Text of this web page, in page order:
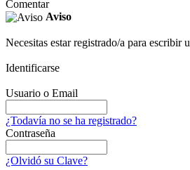
Comentar
Aviso
Necesitas estar registrado/a para escribir
Identificarse
Usuario o Email
¿Todavía no se ha registrado?
Contraseña
¿Olvidó su Clave?